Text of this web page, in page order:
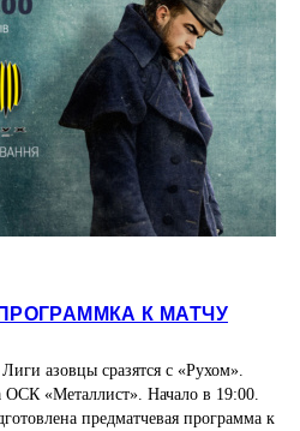
К МАТЧУ
азовцы сразятся с «Рухом».
ОСК «Металлист». Начало в 19:00.
предматчевая программа к